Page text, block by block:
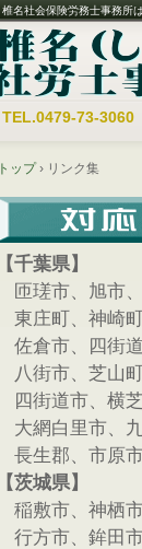
椎名社会保険労務士事務所
TEL.0479-73-3060
トップ › リンク集
【千葉県】
匝瑳市、旭市、
東庄町、神崎
佐倉市、四街
八街市、芝山
四街道市、横芝
大網白里市、
長生郡、市原
【茨城県】
稲敷市、神栖
行方市、鉾田